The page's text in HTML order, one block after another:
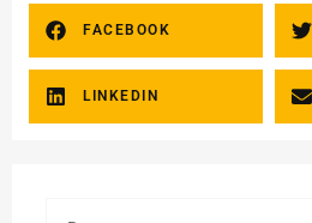
FACEBOOK
LINKEDIN